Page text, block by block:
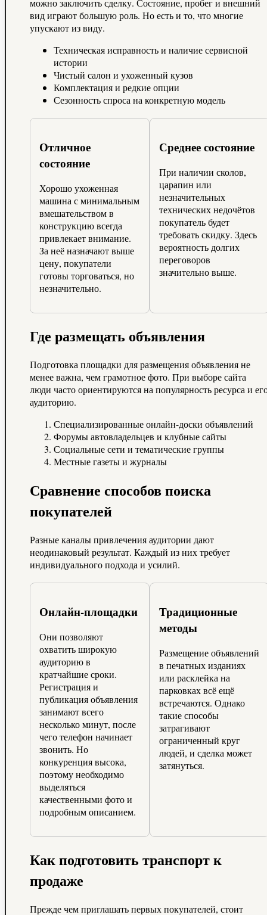
можно заключить сделку. Состояние, пробег и внешний
вид играют большую роль. Но есть и то, что многие
упускают из виду.
Техническая исправность и наличие сервисной
истории
Чистый салон и ухоженный кузов
Комплектация и редкие опции
Сезонность спроса на конкретную модель
Отличное
состояние
Хорошо ухоженная
машина с минимальным
вмешательством в
конструкцию всегда
привлекает внимание.
За неё назначают выше
цену, покупатели
готовы торговаться, но
незначительно.
Среднее состояние
При наличии сколов,
царапин или
незначительных
технических недочётов
покупатель будет
требовать скидку. Здесь
вероятность долгих
переговоров
значительно выше.
Где размещать объявления
Подготовка площадки для размещения объявления не
менее важна, чем грамотное фото. При выборе сайта
люди часто ориентируются на популярность ресурса и
аудиторию.
Специализированные онлайн-доски объявлений
Форумы автовладельцев и клубные сайты
Социальные сети и тематические группы
Местные газеты и журналы
Сравнение способов поиска
покупателей
Разные каналы привлечения аудитории дают
неодинаковый результат. Каждый из них требует
индивидуального подхода и усилий.
Онлайн-площадки
Они позволяют
охватить широкую
аудиторию в
кратчайшие сроки.
Регистрация и
публикация объявления
занимают всего
несколько минут, после
чего телефон начинает
звонить. Но
конкуренция высока,
поэтому необходимо
выделяться
качественными фото и
подробным описанием.
Традиционные
методы
Размещение объявлений
в печатных изданиях
или расклейка на
парковках всё ещё
встречаются. Однако
такие способы
затрагивают
ограниченный круг
людей, и сделка может
затянуться.
Как подготовить транспорт к
продаже
Прежде чем приглашать первых покупателей, стоит